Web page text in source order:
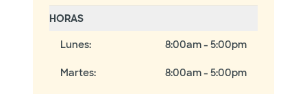
HORAS
Lunes: 8:00am - 5:00pm
Martes: 8:00am - 5:00pm